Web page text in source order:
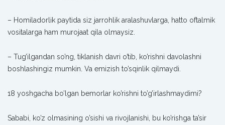
– Homiladorlik paytida siz jarrohlik aralashuvlarga, hatto oftalmik
vositalarga ham murojaat qila olmaysiz.
– Tug’ilgandan so’ng, tiklanish davri o’tib, ko’rishni davolashni
boshlashingiz mumkin. Va emizish to’sqinlik qilmaydi.
18 yoshgacha bo’lgan bemorlar ko’rishni to’g’irlashmaydimi?
Sababi, ko’z olmasining o’sishi va rivojlanishi, bu ko’rishga ta’sir